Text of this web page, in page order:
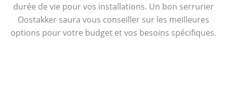
durée de vie pour vos installations. Un bon serrurier
Oostakker saura vous conseiller sur les meilleures
options pour votre budget et vos besoins spécifiques.